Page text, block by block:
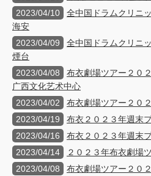
2023/04/10
全中国ドラムクリニ
海安
2023/04/09
全中国ドラムクリニ
煙台
2023/04/08
布衣劇場ツアー２０
广西文化艺术中心
2023/04/02
布衣劇場ツアー２０
2023/04/19
布衣２０２３年週末
2023/04/16
布衣２０２３年週末
2023/04/14
２０２３年布衣劇場
2023/04/08
布衣劇場ツアー２０